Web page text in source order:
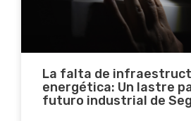
La falta de
energética: Un lastre
futuro industrial de